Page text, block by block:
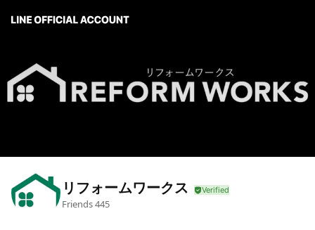
リフォームワークス
Friends445